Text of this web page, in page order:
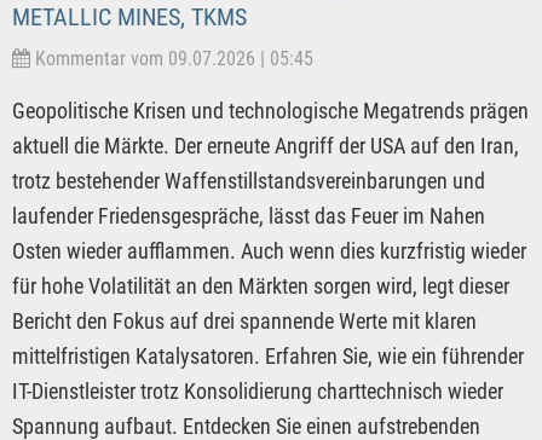
METALLIC MINES, TKMS
Kommentar vom 09.07.2026 | 05:45
Geopolitische Krisen und technologische Megatrends prägen
aktuell die Märkte. Der erneute Angriff der USA auf den Iran,
trotz bestehender Waffenstillstandsvereinbarungen und
laufender Friedensgespräche, lässt das Feuer im Nahen
Osten wieder aufflammen. Auch wenn dies kurzfristig wieder
für hohe Volatilität an den Märkten sorgen wird, legt dieser
Bericht den Fokus auf drei spannende Werte mit klaren
mittelfristigen Katalysatoren. Erfahren Sie, wie ein führender
IT-Dienstleister trotz Konsolidierung charttechnisch wieder
Spannung aufbaut. Entdecken Sie einen aufstrebenden